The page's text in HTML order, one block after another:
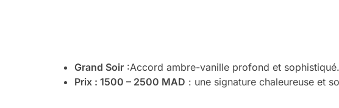
Grand Soir :Accord ambre-vanille profond et
Prix : 1500 – 2500 MAD : une signature chaleureuse et